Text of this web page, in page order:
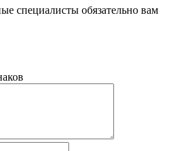
специалисты обязательно вам